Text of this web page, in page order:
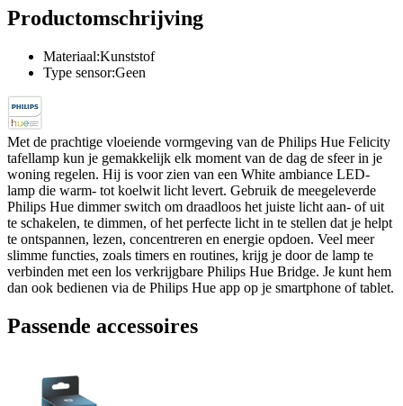
Productomschrijving
Materiaal:Kunststof
Type sensor:Geen
Met de prachtige vloeiende vormgeving van de Philips Hue Felicity
tafellamp kun je gemakkelijk elk moment van de dag de sfeer in je
woning regelen. Hij is voor zien van een White ambiance LED-
lamp die warm- tot koelwit licht levert. Gebruik de meegeleverde
Philips Hue dimmer switch om draadloos het juiste licht aan- of uit
te schakelen, te dimmen, of het perfecte licht in te stellen dat je helpt
te ontspannen, lezen, concentreren en energie opdoen. Veel meer
slimme functies, zoals timers en routines, krijg je door de lamp te
verbinden met een los verkrijgbare Philips Hue Bridge. Je kunt hem
dan ook bedienen via de Philips Hue app op je smartphone of tablet.
Passende accessoires